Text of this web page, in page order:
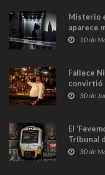
Misterio
aparece
y las10 de
Fallece
convirtió
en30 de
El
Tribunal
30 de